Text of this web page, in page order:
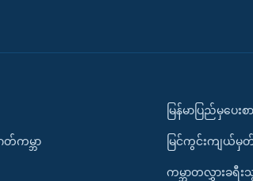
ကမ္ဘာ
မြန်မာပြည်မှပေးစာ
မြင်ကွင်းကျယ်မှတ်
ကမ္ဘာတလွှားခရီးသွ